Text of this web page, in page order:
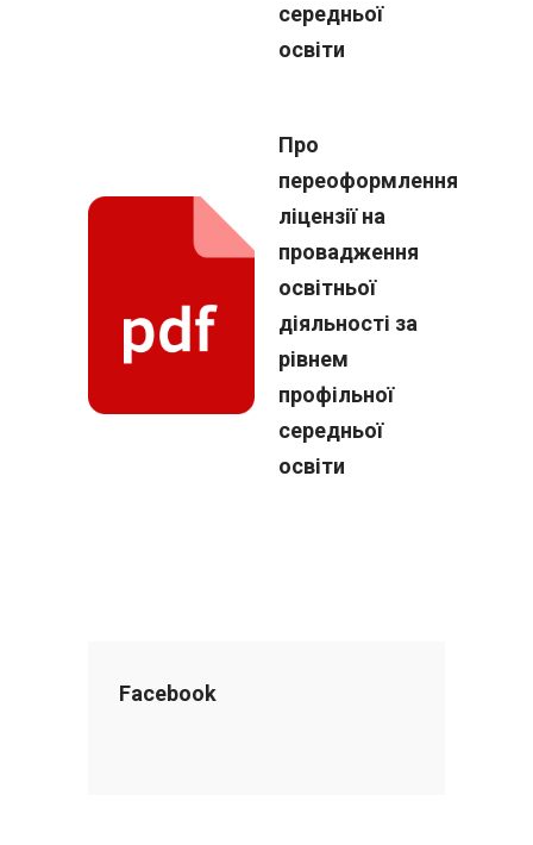
середньої
освіти
Про
переоформлення
ліцензії на
провадження
освітньої
діяльності за
рівнем
профільної
середньої
освіти
Facebook